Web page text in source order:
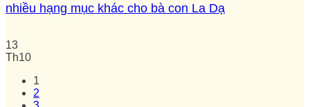
nhiều hạng mục khác cho bà con La Dạ
13
Th10
1
2